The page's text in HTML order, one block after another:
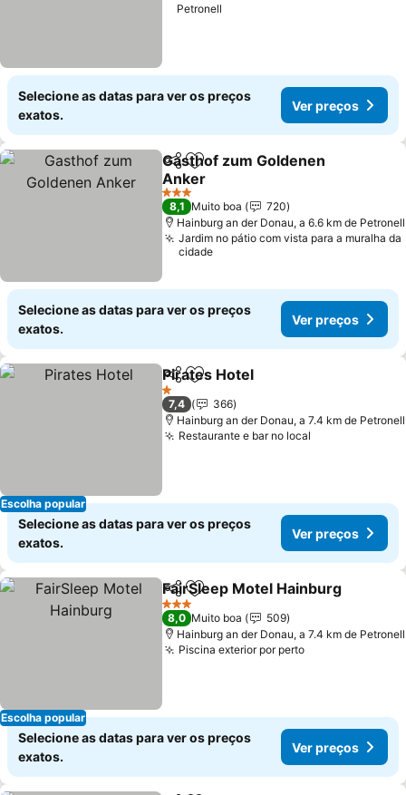
Petronell
Selecione as datas para ver os preços
exatos.
Ver preços
PartilharAdicionar aos favoritos
Gasthof zum Goldenen
Anker
Ver preços
3 Estrelas
8,1 Muito boa
720
Hainburg an der Donau, a 6.6 km de Petronell
Jardim no pátio com vista para a muralha da
cidade
Selecione as datas para ver os preços
exatos.
Ver preços
Escolha popular
PartilharAdicionar aos favoritos
Pirates Hotel
1 Estrelas
7,4
366
Hainburg an der Donau, a 7.4 km de Petronell
Restaurante e bar no local
Selecione as datas para ver os preços
exatos.
Ver preços
Escolha popular
PartilharAdicionar aos favoritos
FairSleep Motel Hainburg
3 Estrelas
8,0 Muito boa
509
Hainburg an der Donau, a 7.4 km de Petronell
Piscina exterior por pertoVer preços
Selecione as datas para ver os preços
exatos.
Ver preços